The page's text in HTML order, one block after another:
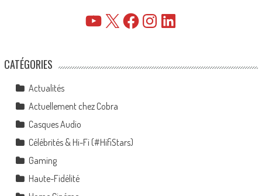
YouTube FacebookInstagramLinkedIn
CATÉGORIES
Actualités
Actuellement chez Cobra
Casques Audio
Célébrités & Hi-Fi (#HifiStars)
Gaming
Haute-Fidélité